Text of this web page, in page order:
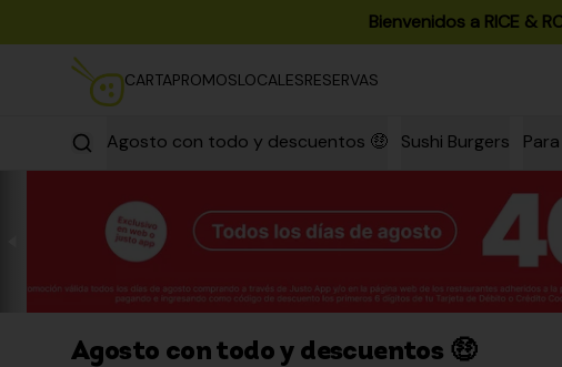
Bienvenidos a RICE &
CARTAPROMOSLOCALESRESERVAS
Agosto con todo y descuentos 🤑 Sushi Burgers
Agosto con todo y descuentos 🤑